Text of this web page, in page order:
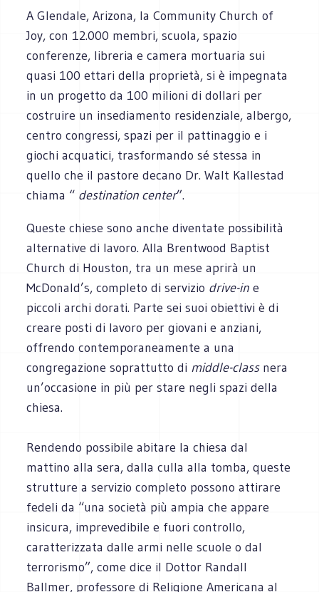
A Glendale, Arizona, la Community Church of
Joy, con 12.000 membri, scuola, spazio
conferenze, libreria e camera mortuaria sui
quasi 100 ettari della proprietà, si è impegnata
in un progetto da 100 milioni di dollari per
costruire un insediamento residenziale, albergo,
centro congressi, spazi per il pattinaggio e i
giochi acquatici, trasformando sé stessa in
quello che il pastore decano Dr. Walt Kallestad
chiama “ destination center”.
Queste chiese sono anche diventate possibilità
alternative di lavoro. Alla Brentwood Baptist
Church di Houston, tra un mese aprirà un
McDonald’s, completo di servizio drive-in e
piccoli archi dorati. Parte sei suoi obiettivi è di
creare posti di lavoro per giovani e anziani,
offrendo contemporaneamente a una
congregazione soprattutto di middle-classnera
un’occasione in più per stare negli spazi della
chiesa.
Rendendo possibile abitare la chiesa dal
mattino alla sera, dalla culla alla tomba, queste
strutture a servizio completo possono attirare
fedeli da “una società più ampia che appare
insicura, imprevedibile e fuori controllo,
caratterizzata dalle armi nelle scuole o dal
terrorismo”, come dice il Dottor Randall
Ballmer, professore di Religione Americana al